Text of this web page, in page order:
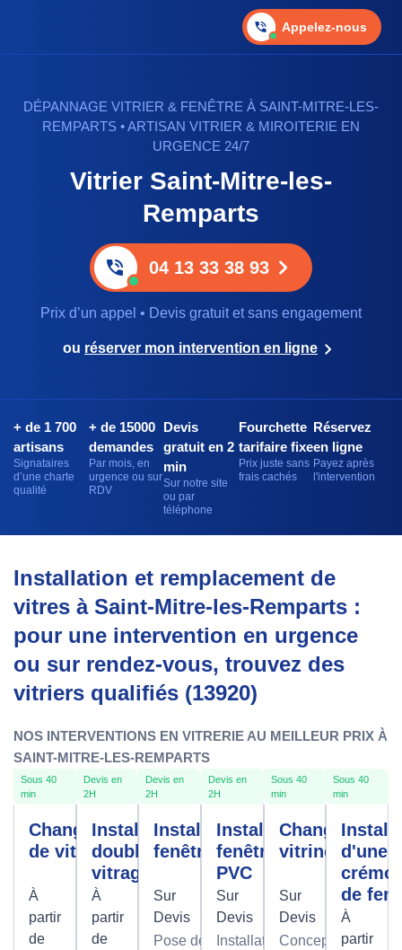
Appelez-nous
DÉPANNAGE VITRIER & FENÊTRE À SAINT-MITRE-LES-
REMPARTS • ARTISAN VITRIER & MIROITERIE EN
URGENCE 24/7
Vitrier Saint-Mitre-les-
Remparts
04 13 33 38 93
Prix d’un appel • Devis gratuit et sans engagement
ou réserver mon intervention en ligne
+ de 1 700
artisans
Signataires
d’une charte
qualité
+ de 15000
demandes
Par mois, en
urgence ou sur
RDV
Devis
gratuit en 2
min
Sur notre site
ou par
téléphone
Fourchette
tarifaire fixe
Prix juste sans
frais cachés
Réservez
en ligne
Payez après
l'intervention
Installation et remplacement de
vitres à Saint-Mitre-les-Remparts :
pour une intervention en urgence
ou sur rendez-vous, trouvez des
vitriers qualifiés (13920)
NOS INTERVENTIONS EN VITRERIE AU MEILLEUR PRIX À
SAINT-MITRE-LES-REMPARTS
Sous 40
min
Changement
de vitre
À
partir
de
Devis en
2H
Installation
double
vitrage
À
partir
de
Devis en
2H
Installation
fenêtres
Sur
Devis
Pose de
Devis en
2H
Installation
fenêtre
PVC
Sur
Devis
Installation
Sous 40
min
Changement
vitrine
Sur
Devis
Conception et
Sous 40
min
d'une
de
À
partir